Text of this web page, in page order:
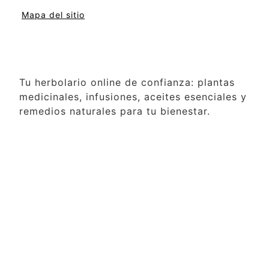
Mapa del sitio
Tu herbolario online de confianza: plantas
medicinales, infusiones, aceites esenciales y
remedios naturales para tu bienestar.